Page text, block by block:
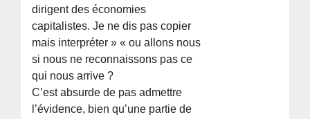
dirigent des économies
capitalistes. Je ne dis pas copier
mais interpréter » « ou allons nous
si nous ne reconnaissons pas ce
qui nous arrive ?
C’est absurde de pas admettre
l’évidence, bien qu’une partie de